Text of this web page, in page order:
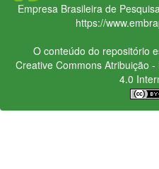
Empresa Brasileira de
https://
O conteúdo do repositório
Creative CommonsAtribuição -
4.0